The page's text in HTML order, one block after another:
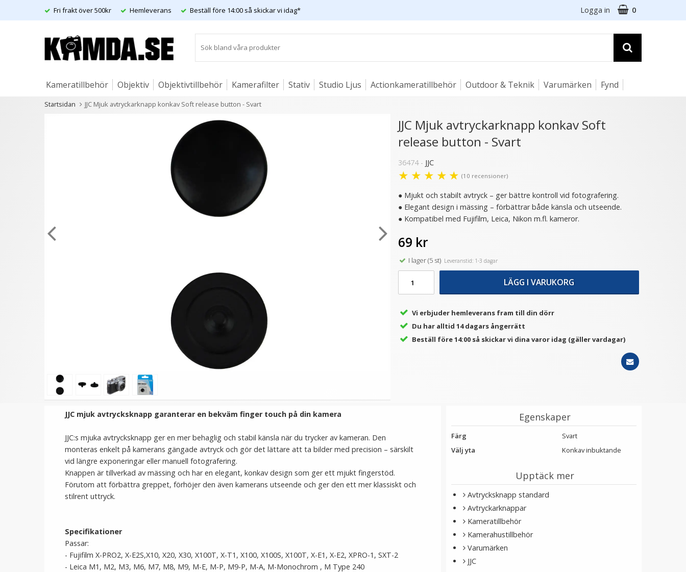
Fri frakt över 500kr Hemleverans Beställ före 14:00 så skickar vi idag* Logga in 0
Kameratillbehör Objektiv Objektivtillbehör Kamerafilter Stativ Studio Ljus Actionkameratillbehör Outdoor & Teknik Varumärken Fynd
Artiklar
Startsidan JJC Mjuk avtryckarknapp konkav Soft release button - Svart
JJC Blixtskoskydd svart
Hot-Shoe Cover för
Fujifilm kameror
LÄGG I VARUKORG LÄGG I VARUKORG
2 varianter
JJC Skärmskydd för Fujifilm
X-T5 optiskt glas 9H
★★ ★
VÄLJ
JJC Deluxe avtryckarknapp
- Svart & Svart
LÄGG I VARUKORG
JJC Ultra-thin F-MCUV Filter
- Skydd för ditt objektiv
JJC Mjuk avtryckarknapp konkav Soft
release button - Svart
36474 - JJC
★ ★ ★ ★ ★ (10 recensioner)
● Mjukt och stabilt avtryck – ger bättre kontroll vid fotografering.
● Elegant design i mässing – förbättrar både känsla och utseende.
● Kompatibel med Fujifilm, Leica, Nikon m.fl. kameror.
69 kr
I lager (5 st)Leveranstid: 1-3 dagar
LÄGG I VARUKORG
Vi erbjuder hemleverans fram till din dörr
Du har alltid 14 dagars ångerrätt
Beställ före 14:00 så skickar vi dina varor idag (gäller vardagar)
JJC mjuk avtrycksknapp garanterar en bekväm finger touch på din kamera
JJC:s mjuka avtrycksknapp ger en mer behaglig och stabil känsla när du trycker av kameran. Den
monteras enkelt på kamerans gängade avtryck och gör det lättare att ta bilder med precision – särskilt
vid längre exponeringar eller manuell fotografering.
Knappen är tillverkad av mässing och har en elegant, konkav design som ger ett mjukt fingerstöd.
Förutom att förbättra greppet, förhöjer den även kamerans utseende och ger den ett mer klassiskt och
stilrent uttryck.
Specifikationer
Passar:
- Fujifilm X-PRO2, X-E2S,X10, X20, X30, X100T, X-T1, X100, X100S, X100T, X-E1, X-E2, XPRO-1, SXT-2
- Leica M1, M2, M3, M6, M7, M8, M9, M-E, M-P, M9-P, M-A, M-Monochrom , M Type 240
Egenskaper
Färg
Svart
Välj yta
Konkav inbuktande
Upptäck mer
Avtrycksknapp standard
Avtryckarknappar
Kameratillbehör
Kamerahustillbehör
Varumärken
JJC